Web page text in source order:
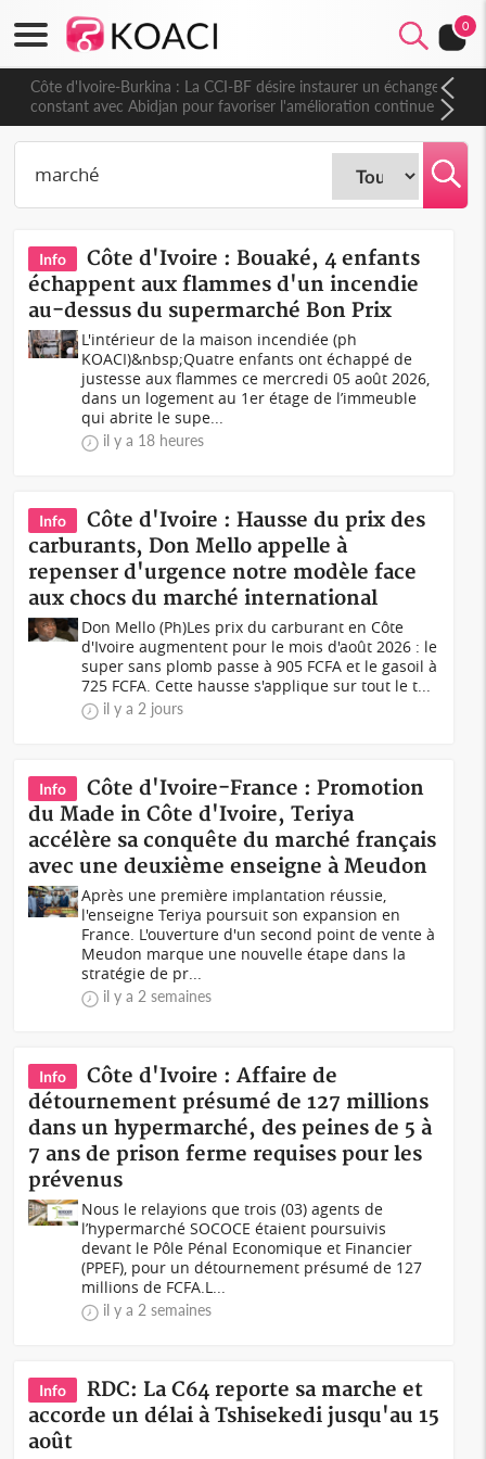
0
Côte d'Ivoire-Burkina : La CCI-BF désire instaurer un échange
constant avec Abidjan pour favoriser l'amélioration continue
de leurs liens avec la plateforme portuaire
Info
Côte d'Ivoire : Bouaké, 4 enfants
échappent aux flammes d'un incendie
au-dessus du supermarché Bon Prix
L'intérieur de la maison incendiée (ph
KOACI)&nbsp;Quatre enfants ont échappé de
justesse aux flammes ce mercredi 05 août 2026,
dans un logement au 1er étage de l’immeuble
qui abrite le supe...
il y a 18 heures
Info
Côte d'Ivoire : Hausse du prix des
carburants, Don Mello appelle à
repenser d'urgence notre modèle face
aux chocs du marché international
Don Mello (Ph)Les prix du carburant en Côte
d'Ivoire augmentent pour le mois d'août 2026 : le
super sans plomb passe à 905 FCFA et le gasoil à
725 FCFA. Cette hausse s'applique sur tout le t...
il y a 2 jours
Info
Côte d'Ivoire-France : Promotion
du Made in Côte d'Ivoire, Teriya
accélère sa conquête du marché français
avec une deuxième enseigne à Meudon
Après une première implantation réussie,
l'enseigne Teriya poursuit son expansion en
France. L'ouverture d'un second point de vente à
Meudon marque une nouvelle étape dans la
stratégie de pr...
il y a 2 semaines
Info
Côte d'Ivoire : Affaire de
détournement présumé de 127 millions
dans un hypermarché, des peines de 5 à
7 ans de prison ferme requises pour les
prévenus
Nous le relayions que trois (03) agents de
l’hypermarché SOCOCE étaient poursuivis
devant le Pôle Pénal Economique et Financier
(PPEF), pour un détournement présumé de 127
millions de FCFA.L...
il y a 2 semaines
Info
RDC: La C64 reporte sa marche et
accorde un délai à Tshisekedi jusqu'au 15
août